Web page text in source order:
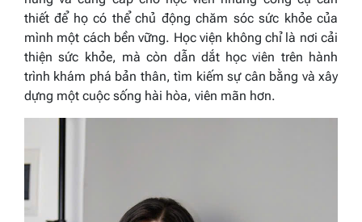
thiết để họ có thể chủ động chăm sóc sức khỏe của
mình một cách bền vững. Học viện không chỉ là nơi cải
thiện sức khỏe, mà còn dẫn dắt học viên trên hành
trình khám phá bản thân, tìm kiếm sự cân bằng và xây
dựng một cuộc sống hài hòa, viên mãn hơn.